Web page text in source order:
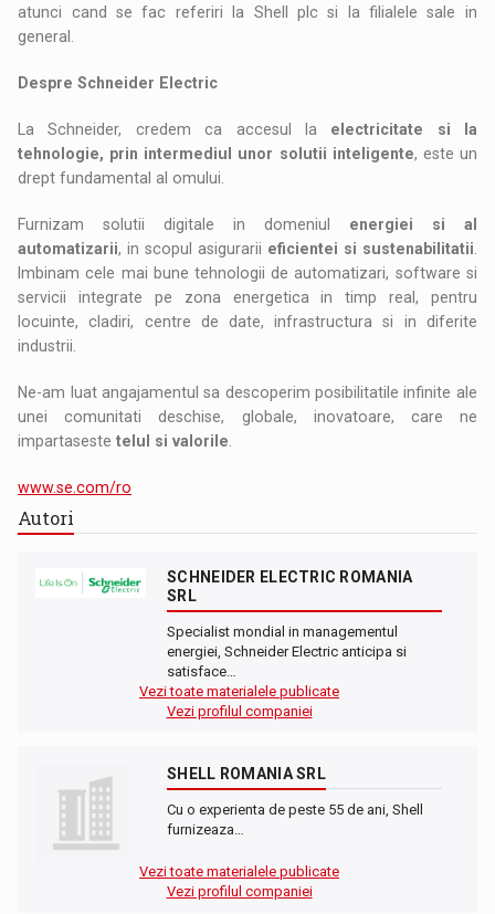
atunci cand se fac referiri la Shell plc si la filialele sale in
general.
Despre Schneider Electric
La Schneider, credem ca accesul la electricitate si la
tehnologie, prin intermediul unor solutii inteligente, este un
drept fundamental al omului.
Furnizam solutii digitale in domeniul energiei si al
automatizarii, in scopul asigurarii eficientei si sustenabilitatii
Imbinam cele mai bune tehnologii de automatizari, software si
servicii integrate pe zona energetica in timp real, pentru
locuinte, cladiri, centre de date, infrastructura si in diferite
industrii.
Ne-am luat angajamentul sa descoperim posibilitatile infinite ale
unei comunitati deschise, globale, inovatoare, care ne
impartasestetelul si valorile
www.se.com/ro
Autori
SCHNEIDER ELECTRIC ROMANIA
SRL
Specialist mondial in managementul
energiei, Schneider Electric anticipa si
satisface…
Vezi toate materialele publicate
Vezi profilul companiei
SHELL ROMANIA SRL
Cu o experienta de peste 55 de ani, Shell
furnizeaza…
Vezi toate materialele publicate
Vezi profilul companiei